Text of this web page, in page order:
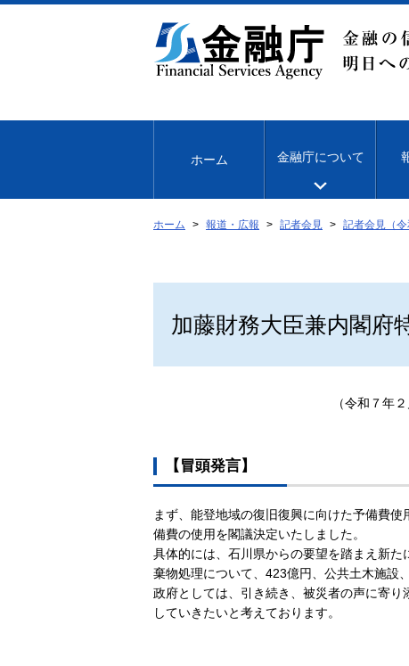
文
移
ホーム 金融庁について
ホーム 報道・広報 記者会見 記者会見（令
加藤財務大臣兼内閣府
（令和７年
【冒頭発言】
まず、能登地域の復旧復興に向けた予備費
備費の使用を閣議決定いたしました。
具体的には、石川県からの要望を踏まえ新
棄物処理について、423億円、公共土木施設
政府としては、引き続き、被災者の声に寄
していきたいと考えております。